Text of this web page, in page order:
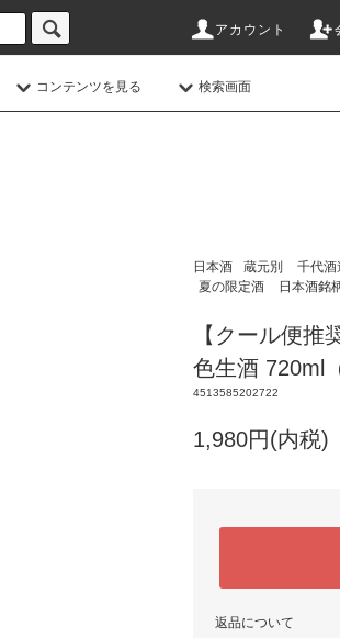
アカウント
コンテンツを見る 検索画面
日本酒 蔵元別
千代酒
夏の限定酒
日本酒銘
【クール便
色生酒 720ml
4513585202722
1,980円(内税)
返品について